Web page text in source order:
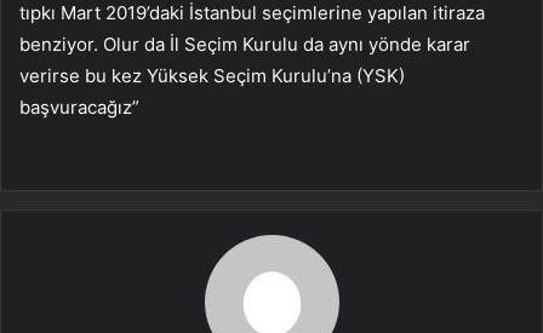
tıpkı Mart 2019’daki İstanbul seçimlerine yapılan itiraza
benziyor. Olur da İl Seçim Kurulu da aynı yönde karar
verirse bu kez Yüksek Seçim Kurulu’na (YSK)
başvuracağız”